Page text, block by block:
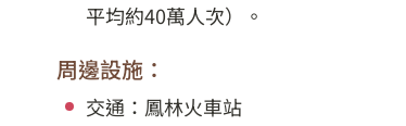
平均約40萬人次）。
周邊設施：
交通：鳳林火車站